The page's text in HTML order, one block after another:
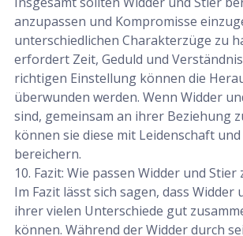
anzupassen und Kompromisse
unterschiedlichen Charakterzüge zu
erfordert Zeit, Geduld und
richtigen Einstellung können die
überwunden werden. Wenn Widder
sind, gemeinsam an ihrer Beziehung
können sie diese mit Leidenschaft
bereichern.
10. Fazit: Wie passen Widder und Stier
Im Fazit lässt sich sagen, dass Widder
ihrer vielen Unterschiede gut
können. Während der Widder durch